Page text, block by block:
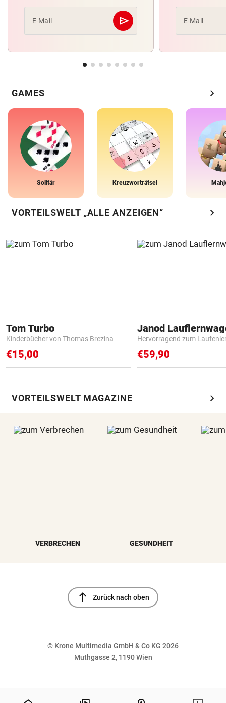
E-Mail send
Abschicken E-Mail
GAMES chevron_right
Solitär Kreuzworträtsel
VORTEILSWELT „ALLE ANZEIGEN“ chevron_right
Tom Turbo
Kinderbücher von Thomas Brezina
€15,00
Janod
Hervorragend zum
€59,90
VORTEILSWELT MAGAZINE chevron_right
VERBRECHEN GESUNDHEIT
north Zurück nach oben
© Krone Multimedia GmbH & Co KG 2026
Muthgasse 2, 1190 Wien
NaN%